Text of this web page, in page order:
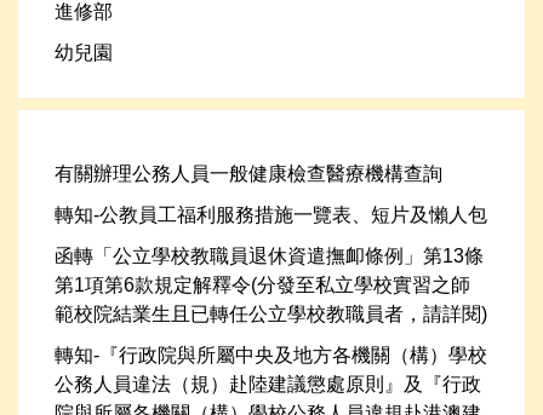
進修部
幼兒園
有關辦理公務人員一般健康檢查醫療機構查詢
轉知-公教員工福利服務措施一覽表、短片及懶人包
函轉「公立學校教職員退休資遣撫卹條例」第13條
第1項第6款規定解釋令(分發至私立學校實習之師
範校院結業生且已轉任公立學校教職員者，請詳閱)
轉知-『行政院與所屬中央及地方各機關（構）學校
公務人員違法（規）赴陸建議懲處原則』及『行政